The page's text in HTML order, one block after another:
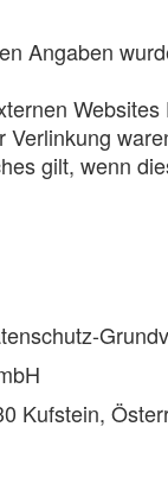
Angaben
gilt, wenn
Kufstein,